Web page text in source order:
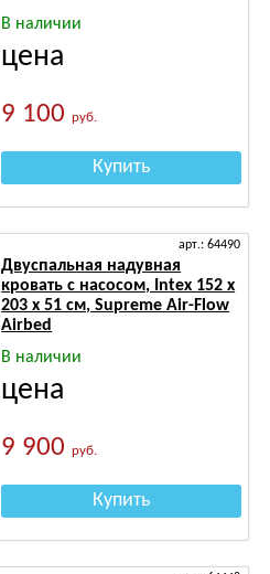
В наличии
цена
9 100руб.
Купить
арт.: 64490
Двуспальная надувная
кровать с насосом, Intex 152 х
203 х 51 см, Supreme Air-Flow
Airbed
В наличии
цена
9 900руб.
Купить